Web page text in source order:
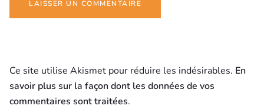
Ce site utilise Akismet pour réduire les indésirables. En
savoir plus sur la façon dont les données de vos
commentaires sont traitées.